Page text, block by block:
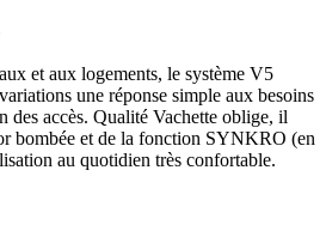
et aux logements, le système V5
une réponse simple aux besoins
des accès. Qualité Vachette oblige, il
bombée et de la fonction SYNKRO (en
au quotidien très confortable.